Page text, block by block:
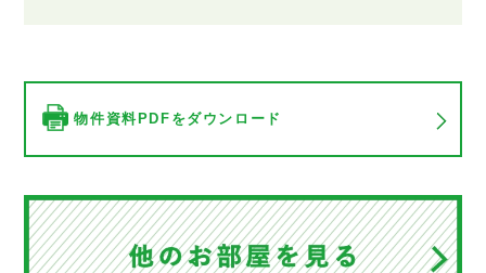
物件資料PDFをダウンロード